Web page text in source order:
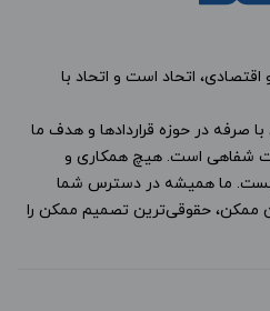
اتحاد است و اتحاد با
صرفه در حوزه قراردادها و هدف ما
شفاهی است. هیچ همکاری و
ما همیشه در دسترس شما
ممکن، حقوقی‌ترین تصمیم ممکن را